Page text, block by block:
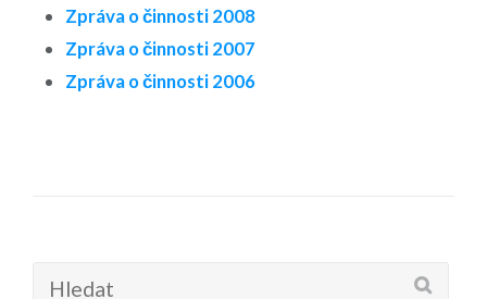
Zpráva o činnosti 2008
Zpráva o činnosti 2007
Zpráva o činnosti 2006
Hledat: